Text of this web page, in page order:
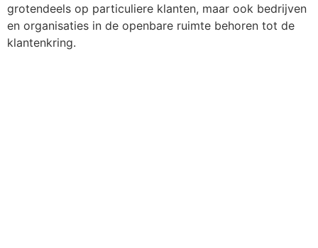
grotendeels op particuliere klanten, maar ook bedrijven
en organisaties in de openbare ruimte behoren tot de
klantenkring.